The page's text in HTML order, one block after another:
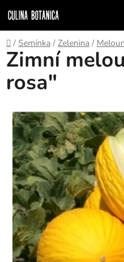
na
obsah
Domov
/ Semínka / Zelenina / Meloun
Zimní
rosa"